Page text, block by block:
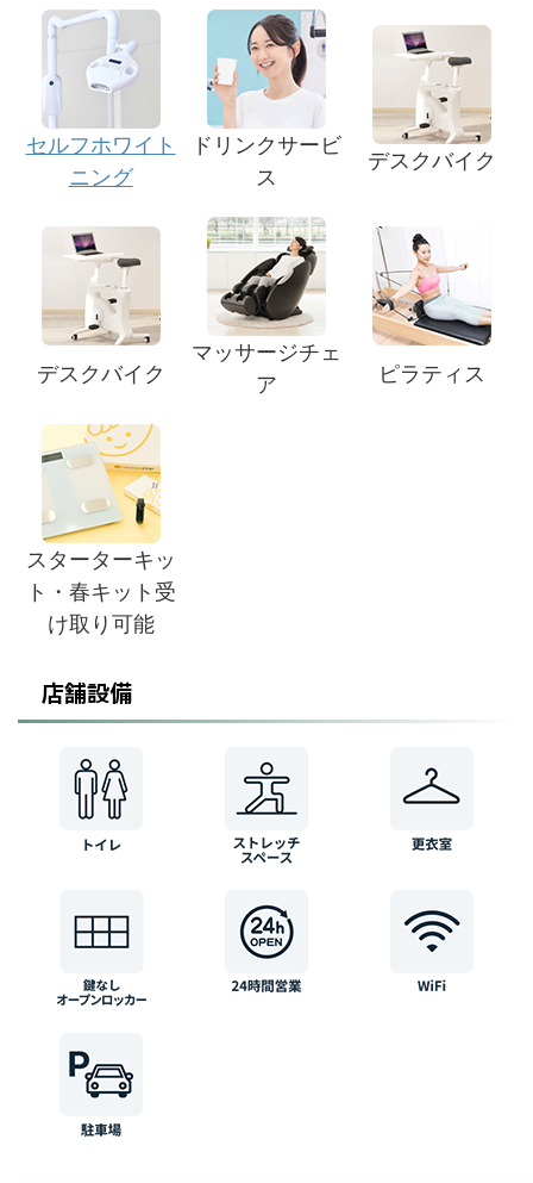
セルフホワイト
ニング
ドリンクサービ
ス
デスクバイク
デスクバイク
マッサージチェ
ア
ピラティス
スターターキッ
ト・春キット受
け取り可能
店舗設備